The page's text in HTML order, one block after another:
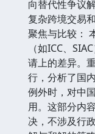
向替代性争议
复杂跨境交易
聚焦与比较：
（如ICC、
请上的差异。
行，分析了国
例外时，对中
用。这部分内
决，不涉及行